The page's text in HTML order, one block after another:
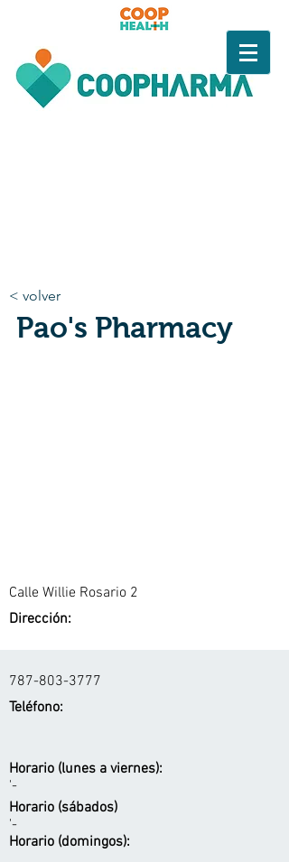
< volver
Pao's Pharmacy
Calle Willie Rosario 2
Dirección:
787-803-3777
Teléfono:
Horario (lunes a viernes):
'-
Horario (sábados)
'-
Horario (domingos):